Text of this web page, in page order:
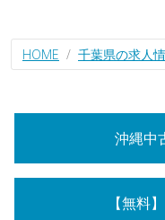
HOME 千葉県の求人
沖縄中
【無料